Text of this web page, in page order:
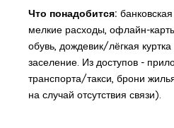
Что понадобится:
мелкие расходы, офлайн-
обувь, дождевик/лёгкая
заселение. Из доступов -
транспорта/такси, брони
на случай отсутствия связи).